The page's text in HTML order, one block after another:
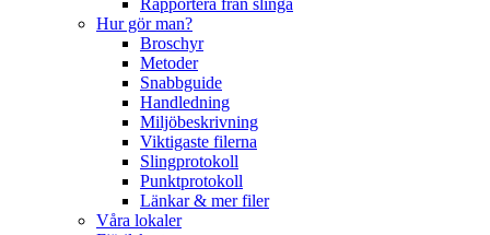
Hur gör man?
Broschyr
Metoder
Snabbguide
Handledning
Miljöbeskrivning
Viktigaste filerna
Slingprotokoll
Punktprotokoll
Länkar & mer filer
Våra lokaler